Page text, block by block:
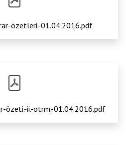
özetleri.-01.04.2016.pdf
özeti.-ii.-otrm.-01.04.2016.pdf